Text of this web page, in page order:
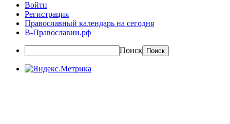
Войти
Регистрация
Православный календарь на сегодня
В-Православии.рф
Поиск